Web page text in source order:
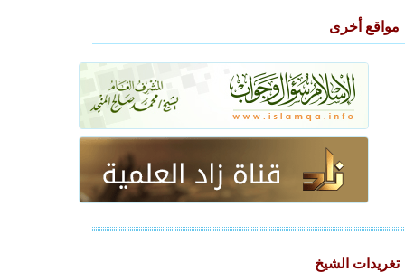
مواقع أخرى
تغريدات الشيخ